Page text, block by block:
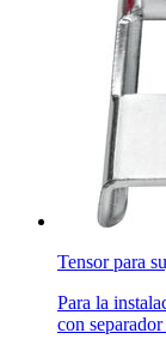
Tensor para
Para la
con